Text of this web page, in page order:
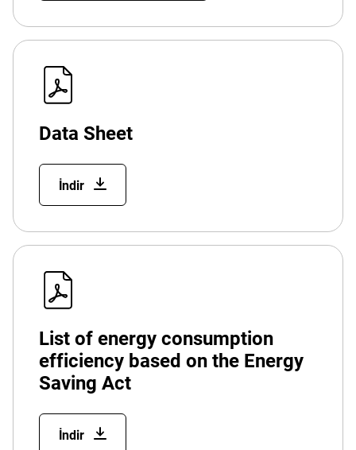
Data Sheet
İndir
List of energy consumption
efficiency based on the Energy
Saving Act
İndir